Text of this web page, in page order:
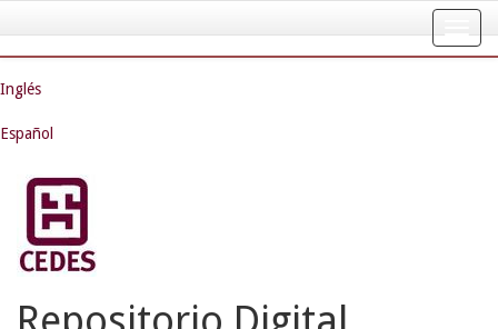
navigation
Inglés
Español